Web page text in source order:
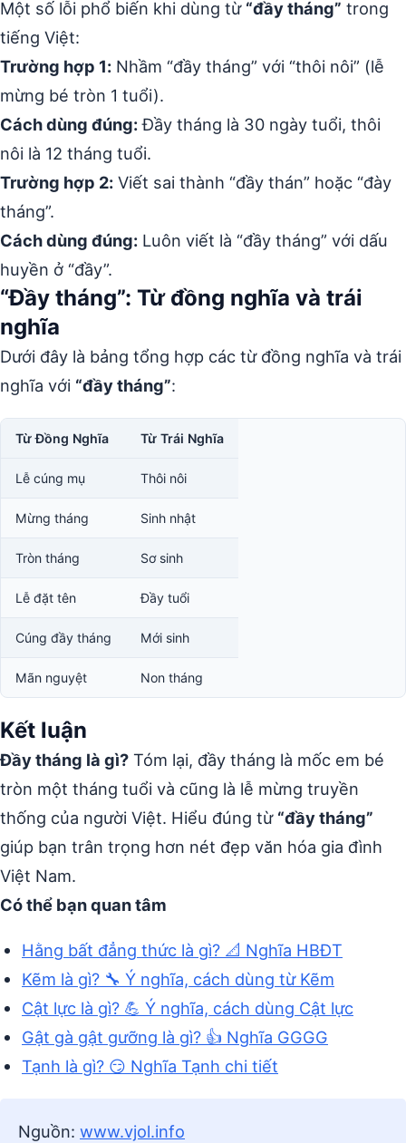
Một số lỗi phổ biến khi dùng từ “đầy tháng” trong
tiếng Việt:
Trường hợp 1: Nhầm “đầy tháng” với “thôi nôi” (lễ
mừng bé tròn 1 tuổi).
Cách dùng đúng:Đầy tháng là 30 ngày tuổi, thôi
nôi là 12 tháng tuổi.
Trường hợp 2: Viết sai thành “đầy thán” hoặc “đày
tháng”.
Cách dùng đúng: Luôn viết là “đầy tháng” với dấu
huyền ở “đầy”.
“Đầy tháng”: Từ đồng nghĩa và trái
nghĩa
Dưới đây là bảng tổng hợp các từ đồng nghĩa và trái
nghĩa với “đầy tháng”:
Từ Đồng Nghĩa Từ Trái Nghĩa
Lễ cúng mụ Thôi nôi
Mừng tháng Sinh nhật
Tròn tháng Sơ sinh
Lễ đặt tên Đầy tuổi
Cúng đầy tháng Mới sinh
Mãn nguyệt Non tháng
Kết luận
Đầy tháng là gì? Tóm lại, đầy tháng là mốc em bé
tròn một tháng tuổi và cũng là lễ mừng truyền
thống của người Việt. Hiểu đúng từ “đầy tháng”
giúp bạn trân trọng hơn nét đẹp văn hóa gia đình
Việt Nam.
Có thể bạn quan tâm
Hằng bất đẳng thức là gì? 📐 Nghĩa HBĐT
Kẽm là gì? 🔧 Ý nghĩa, cách dùng từ Kẽm
Cật lực là gì? 💪 Ý nghĩa, cách dùng Cật lực
Gật gà gật gưỡng là gì? 👍 Nghĩa GGGG
Tạnh là gì? 😏 Nghĩa Tạnh chi tiết
Nguồn: www.vjol.info